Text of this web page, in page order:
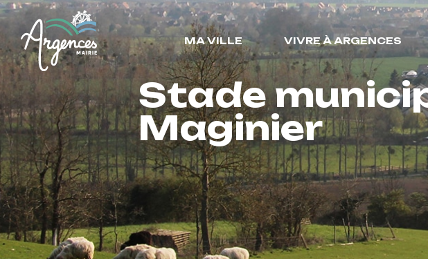
MA VILLE VIVRE À ARGENCES
Stade
Maginier